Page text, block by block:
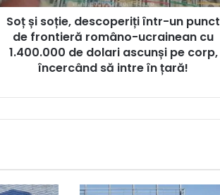
Soț și soție, descoperiți într-un punct
de frontieră româno-ucrainean cu
1.400.000 de dolari ascunși pe corp,
încercând să intre în țară!